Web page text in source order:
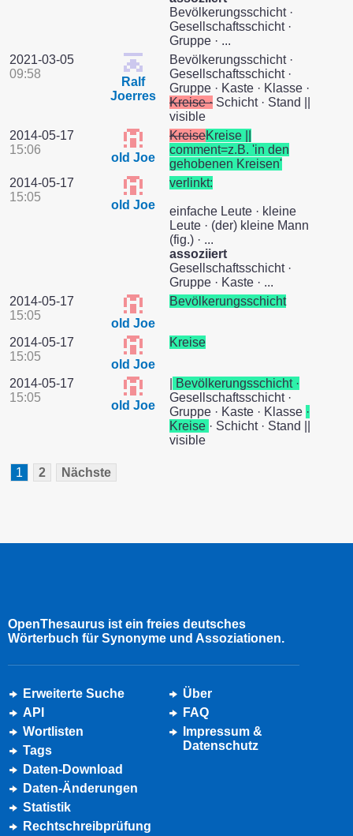
Bevölkerungsschicht ·
Gesellschaftsschicht ·
Gruppe · ...
2021-03-05
09:58
Ralf
Joerres
Bevölkerungsschicht ·
Gesellschaftsschicht ·
Gruppe · Kaste · Klasse ·
Kreise · Schicht · Stand ||
visible
2014-05-17
15:06
old Joe
KreiseKreise ||
comment=z.B. 'in den
gehobenen Kreisen'
2014-05-17
15:05
old Joe
verlinkt:
einfache Leute · kleine
Leute · (der) kleine Mann
(fig.) · ...
assoziiert
Gesellschaftsschicht ·
Gruppe · Kaste · ...
2014-05-17
15:05
old Joe
Bevölkerungsschicht
2014-05-17
15:05
old Joe
Kreise
2014-05-17
15:05
old Joe
Bevölkerungsschicht ·
Gesellschaftsschicht ·
Gruppe · Kaste · Klasse ·
Kreise · Schicht · Stand ||
visible
1 2 Nächste
OpenThesaurus ist ein freies deutsches
Wörterbuch für Synonyme und Assoziationen.
Erweiterte Suche
API
Wortlisten
Tags
Daten-Download
Daten-Änderungen
Statistik
Rechtschreibprüfung
Über
FAQ
Impressum &
Datenschutz